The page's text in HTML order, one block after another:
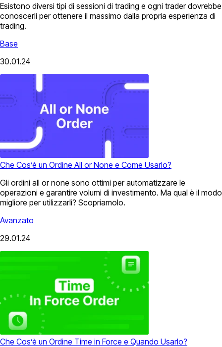
Esistono diversi tipi di sessioni di trading e ogni trader dovrebbe
conoscerli per ottenere il massimo dalla propria esperienza di
trading.
Base
30.01.24
Che Cos’è un Ordine All or None e Come Usarlo?
Gli ordini all or none sono ottimi per automatizzare le
operazioni e garantire volumi di investimento. Ma qual è il modo
migliore per utilizzarli? Scopriamolo.
Avanzato
29.01.24
Che Cos’è un Ordine Time in Force e Quando Usarlo?